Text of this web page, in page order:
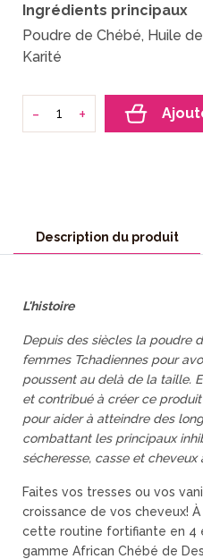
Ingrédients principaux
Poudre de Chébé, Huile
Karité
+
-
Description du produit
L'histoire
Depuis des siècles la poudre
femmes Tchadiennes pour
poussent au delà de la taille.
et contribué à créer ce
pour aider à atteindre des
combattant les principaux
sécheresse, casse et cheveux
Faites vos tresses ou vos
croissance de vos cheveux!
cette routine fortifiante en 4
gamme African Chébé de